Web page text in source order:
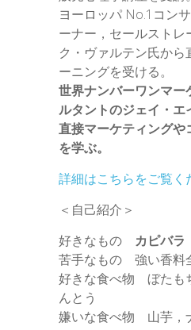
ヨーロッパ No.1コン
ーナー，セールストレ
ク・ヴァルテン氏から
ーニングを受ける。
世界ナンバーワンマー
ルタントのジェイ・エ
直接マーケティングや
を学ぶ。
詳細はこちらをご覧く
＜自己紹介＞
好きなもの カピバラ
苦手なもの 強い香料
好きな食べ物 ぼたも
んとう
嫌いな食べ物 山芋，